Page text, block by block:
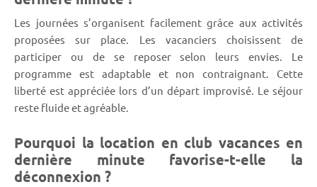
Les journées s’organisent facilement grâce aux activités
proposées sur place. Les vacanciers choisissent de
participer ou de se reposer selon leurs envies. Le
programme est adaptable et non contraignant. Cette
liberté est appréciée lors d’un départ improvisé. Le séjour
reste fluide et agréable.
Pourquoi la location en club vacances en
dernière minute favorise-t-elle la
déconnexion ?